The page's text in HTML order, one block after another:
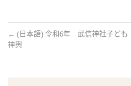
← (日本語) 令和6年 武信神社子ども
神輿